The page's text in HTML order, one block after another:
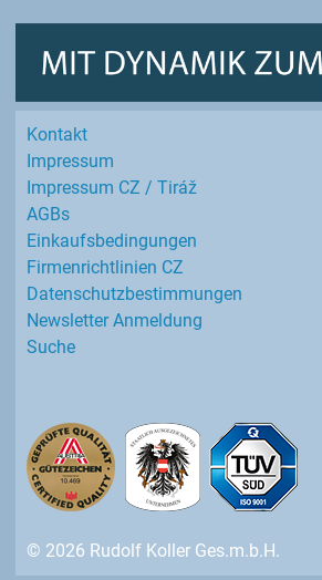
Kontakt
Impressum
Impressum CZ / Tiráž
AGBs
Einkaufs­bedingungen
Firmenrichtlinien CZ
Datenschutz­bestimmungen
Newsletter Anmeldung
Suche
© 2026 Rudolf Koller Ges.m.b.H.